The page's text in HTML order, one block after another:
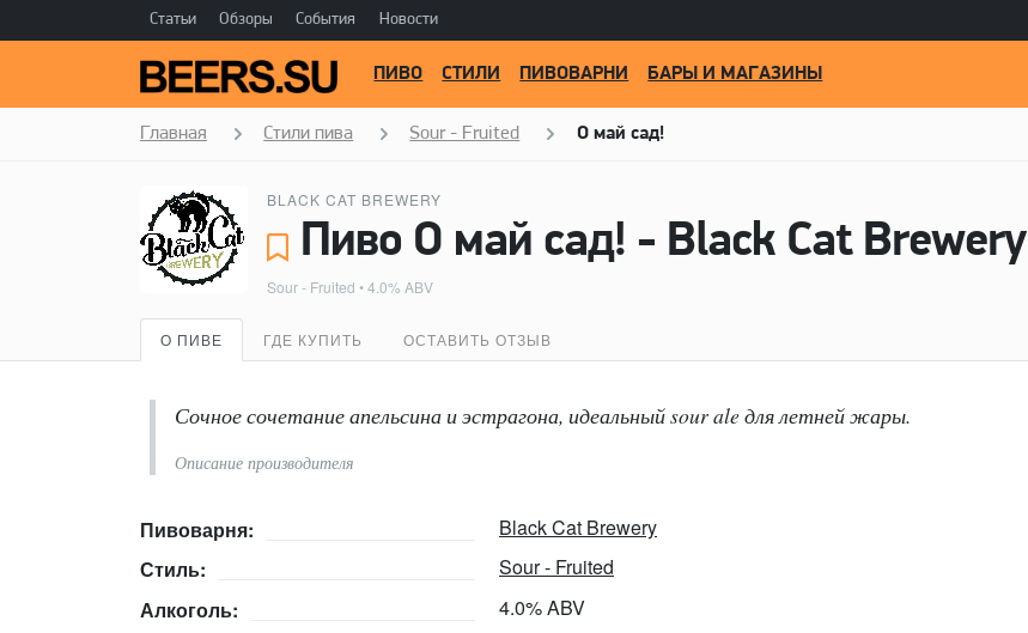
Статьи Обзоры События Новости
ПИВО СТИЛИ ПИВОВАРНИ БАРЫ И МАГАЗИНЫ
Главная Стили пива Sour - Fruited О май сад!
BLACK CAT BREWERY
Пиво О май сад! - Black Cat Brewery
Sour - Fruited • 4.0% ABV
О ПИВЕ ГДЕ КУПИТЬ ОСТАВИТЬ ОТЗЫВ
Сочное сочетание апельсина и эстрагона, идеальный sour ale для летней жары.
Описание производителя
Пивоварня:
Black Cat Brewery
Стиль:
Sour - Fruited
Алкоголь:
4.0% ABV